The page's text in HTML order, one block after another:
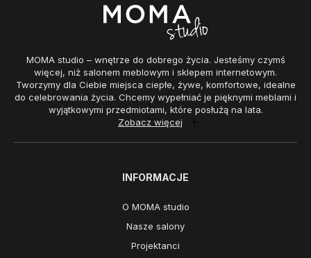
MOMA studio – wnętrze do dobrego życia. Jesteśmy czymś
więcej, niż salonem meblowym i sklepem internetowym.
Tworzymy dla Ciebie miejsca ciepłe, żywe, komfortowe, idealne
do celebrowania życia. Chcemy wypełniać je pięknymi meblami i
wyjątkowymi przedmiotami, które posłużą na lata.
Zobacz więcej
INFORMACJE
O MOMA studio
Nasze salony
Projektanci